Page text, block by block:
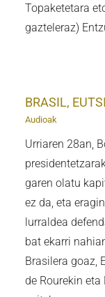
Topaketetara
gazteleraz)
BRASIL,
Audioak
Urriaren 28an,
garen olatu
ez da, eta
lurraldea
bat ekarri
Brasilera goaz,
de Rourekin